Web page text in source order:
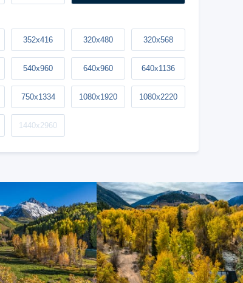
352x416 320x480 320x568
540x960 640x960 640x1136
750x1334 1080x1920 1080x2220
1440x2960